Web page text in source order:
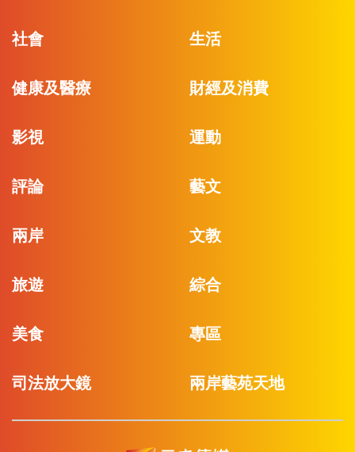
社會 生活
健康及醫療 財經及消費
影視 運動
評論 藝文
兩岸 文教
旅遊 綜合
美食 專區
司法放大鏡 兩岸藝苑天地